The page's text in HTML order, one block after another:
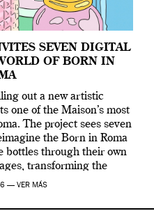
SEVEN DIGITAL
OF BORN IN
out a new artistic
one of the Maison’s most
The project sees seven
the Born in Roma
bottles through their own
transforming the
contemporary canvas.
— VER MÁS